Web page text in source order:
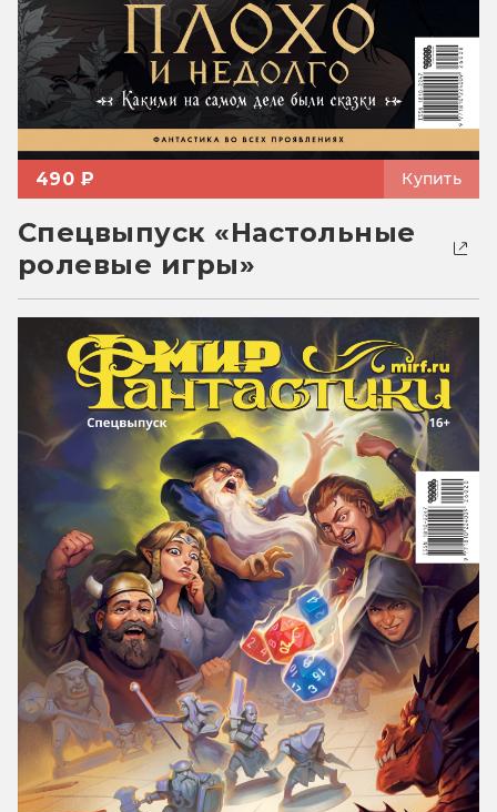
490 ₽ Купить
Спецвыпуск «Настольные
ролевые игры»